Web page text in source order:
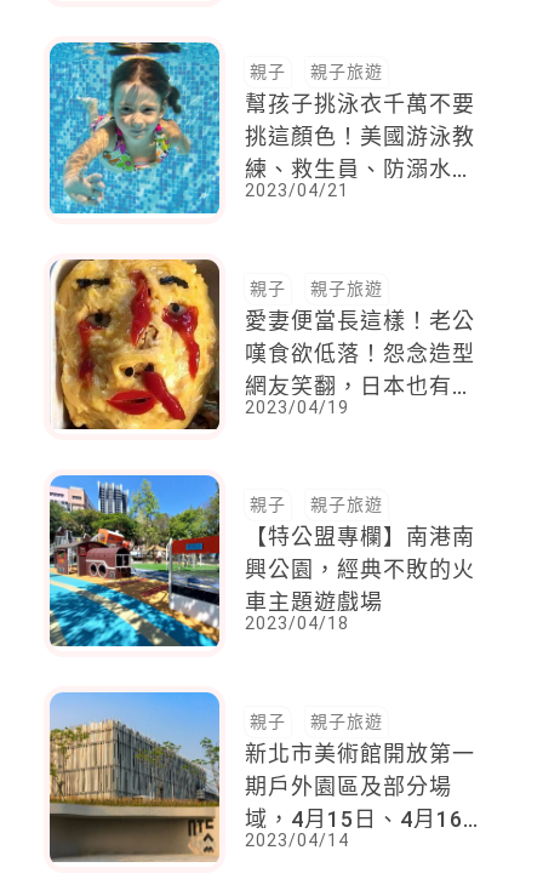
親子 親子旅遊
幫孩子挑泳衣千萬不要
挑這顏色！美國游泳教
練、救生員、防溺水協
會一致呼籲。泳衣該挑
2023/04/21
親子 親子旅遊
愛妻便當長這樣！老公
嘆食欲低落！怨念造型
網友笑翻，日本也有一
位老公分享老婆一貫的
2023/04/19
親子 親子旅遊
【特公盟專欄】南港南
興公園，經典不敗的火
車主題遊戲場
2023/04/18
親子 親子旅遊
新北市美術館開放第一
期戶外園區及部分場
域，4月15日、4月16
日兩天舉辦草地音樂派
2023/04/14